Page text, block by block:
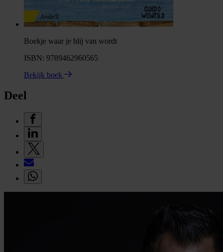
Boekje waar je blij van wordt
ISBN: 9789462960565
Bekijk boek
Deel